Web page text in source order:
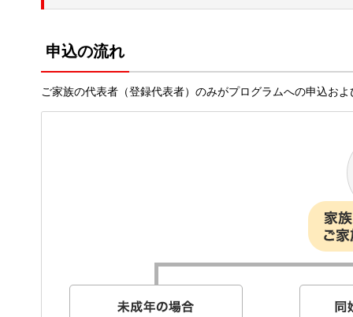
申込の流れ
ご家族の代表者（登録代表者）のみがプログラムへの申込お